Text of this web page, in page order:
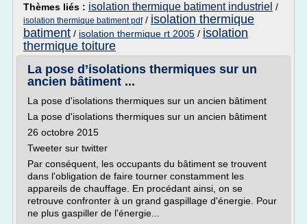
Thèmes liés : isolation thermique batiment industriel /
isolation thermique batiment pdf/ isolation thermique
batiment / isolation thermique rt 2005 / isolation
thermique toiture
La pose d’isolations thermiques sur un
ancien bâtiment ...
La pose d'isolations thermiques sur un ancien bâtiment
La pose d'isolations thermiques sur un ancien bâtiment
26 octobre 2015
Tweeter sur twitter
Par conséquent, les occupants du bâtiment se trouvent
dans l'obligation de faire tourner constamment les
appareils de chauffage. En procédant ainsi, on se
retrouve confronter à un grand gaspillage d'énergie. Pour
ne plus gaspiller de l'énergie...